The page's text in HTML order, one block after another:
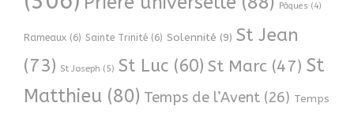
Pâques (4)
Rameaux (6) Sainte Trinité (6) Solennité (9) St Jean
(73) St Joseph (5) St Luc (60) St Marc (47) St
Matthieu (80) Temps de l’Avent (26) Temps